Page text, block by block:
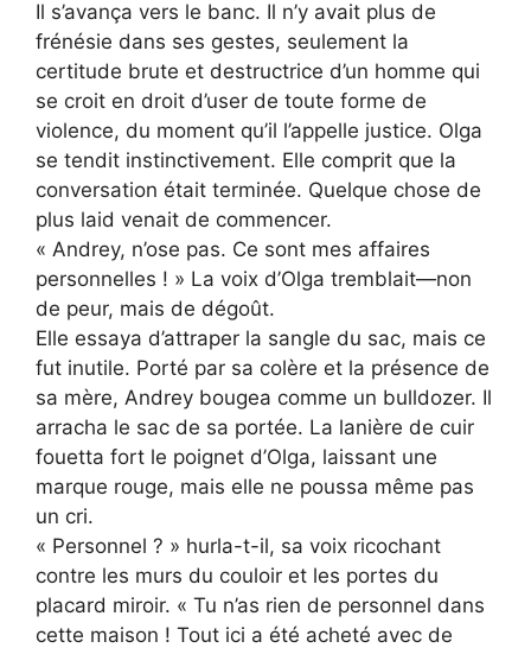
Il s’avança vers le banc. Il n’y avait plus de
frénésie dans ses gestes, seulement la
certitude brute et destructrice d’un homme qui
se croit en droit d’user de toute forme de
violence, du moment qu’il l’appelle justice. Olga
se tendit instinctivement. Elle comprit que la
conversation était terminée. Quelque chose de
plus laid venait de commencer.
« Andrey, n’ose pas. Ce sont mes affaires
personnelles ! » La voix d’Olga tremblait—non
de peur, mais de dégoût.
Elle essaya d’attraper la sangle du sac, mais ce
fut inutile. Porté par sa colère et la présence de
sa mère, Andrey bougea comme un bulldozer. Il
arracha le sac de sa portée. La lanière de cuir
fouetta fort le poignet d’Olga, laissant une
marque rouge, mais elle ne poussa même pas
un cri.
« Personnel ? » hurla-t-il, sa voix ricochant
contre les murs du couloir et les portes du
placard miroir. « Tu n’as rien de personnel dans
cette maison ! Tout ici a été acheté avec de